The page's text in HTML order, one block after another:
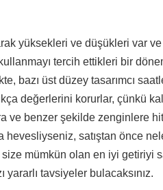
yüksekleri ve düşükleri var ve
tercih ettikleri bir
bazı üst düzey tasarımcı
değerlerini korurlar, çünkü
ve benzer şekilde zenginlere
hevesliyseniz, satıştan önce
mümkün olan en iyi getiriyi
yararlı tavsiyeler bulacaksınız.